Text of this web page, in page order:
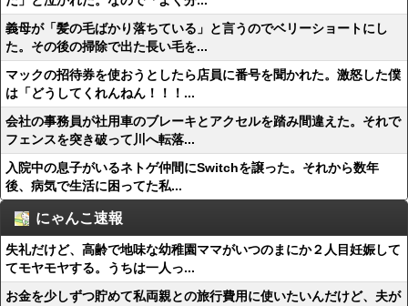
義母が「髪の毛ばかり落ちている」と言うのでベリーショートにし
た。その後の掃除で出た長い毛を...
マックの招待券を使おうとしたら店員に番号を聞かれた。激怒した僕
は「どうしてくれんねん！！！...
会社の事務員が社用車のブレーキとアクセルを踏み間違えた。それで
フェンスを突き破って川へ転落...
入院中の息子がいるネトゲ仲間にSwitchを譲った。それから数年
後、病気で生活に困ってた私...
にゃんこ速報
失礼だけど、高齢で地味な幼稚園ママがいつのまにか２人目妊娠して
てモヤモヤする。うちは一人っ...
お金を少しずつ貯めて私両親との旅行費用に使いたいんだけど、夫が